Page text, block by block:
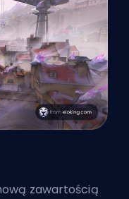
zawartością